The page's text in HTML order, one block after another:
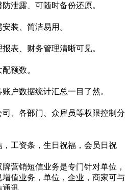
泄露、可随时备份还原。
装、简洁易用。
表、财务管理清晰可见。
额数。
户数据统计汇总一目了然。
、各部门、众雇员等权限控制分
工资条，生日祝福，会员日祝
营销短信业务是专门针对单位，
值业务，单位，企业，商家可与
讯，